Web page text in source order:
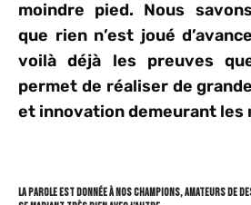
moindre pied. Nous
que rien n’est joué
voilà déjà les preuves
permet de réaliser de
et innovation demeurant
La parole est donnée à nos champions, amateurs de